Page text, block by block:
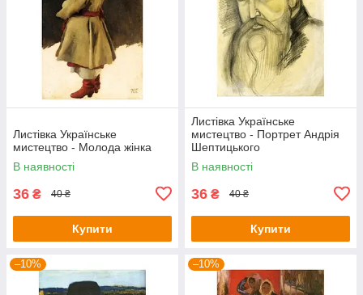
Листівка Українське
мистецтво - Молода жінка
В наявності
36 ₴ 40 ₴
Купити
Листівка Українське
мистецтво - Портрет Андрія
Шептицького
В наявності
36 ₴ 40 ₴
Купити
–10% –10%